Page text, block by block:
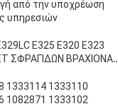
από την υποχρέωση
υπηρεσιών
E325 E320 E323
ΣΦΡΑΓΙΔΩΝ ΒΡΑΧΙΟΝΑ
1333114 1333110
1082871 1333102